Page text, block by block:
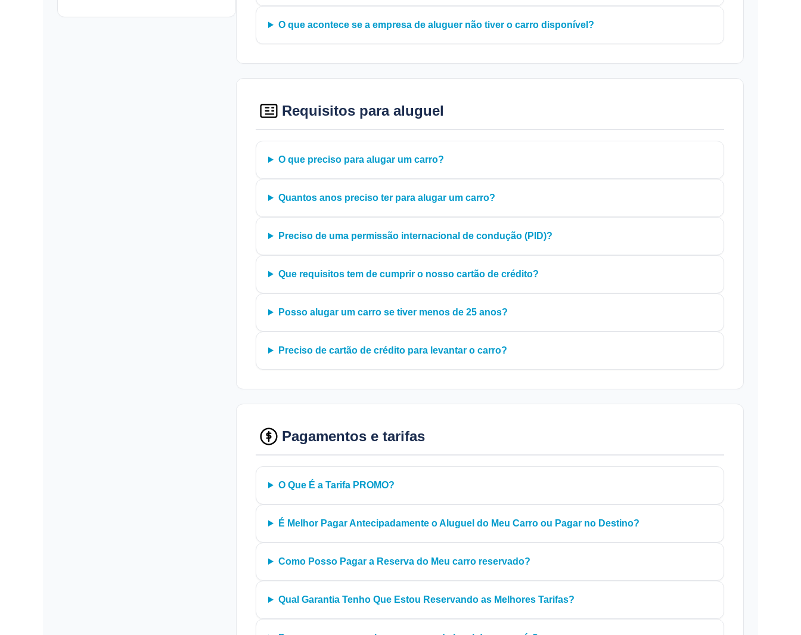
O que acontece se a empresa de aluguer não tiver o carro disponível?
Requisitos para aluguel
O que preciso para alugar um carro?
Quantos anos preciso ter para alugar um carro?
Preciso de uma permissão internacional de condução (PID)?
Que requisitos tem de cumprir o nosso cartão de crédito?
Posso alugar um carro se tiver menos de 25 anos?
Preciso de cartão de crédito para levantar o carro?
Pagamentos e tarifas
O Que É a Tarifa PROMO?
É Melhor Pagar Antecipadamente o Aluguel do Meu Carro ou Pagar no Destino?
Como Posso Pagar a Reserva do Meu carro reservado?
Qual Garantia Tenho Que Estou Reservando as Melhores Tarifas?